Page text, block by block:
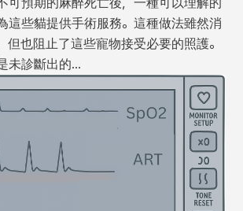
這些貓提供手術服務。這種做法雖然消
但也阻止了這些寵物接受必要的照護。
未診斷出的…